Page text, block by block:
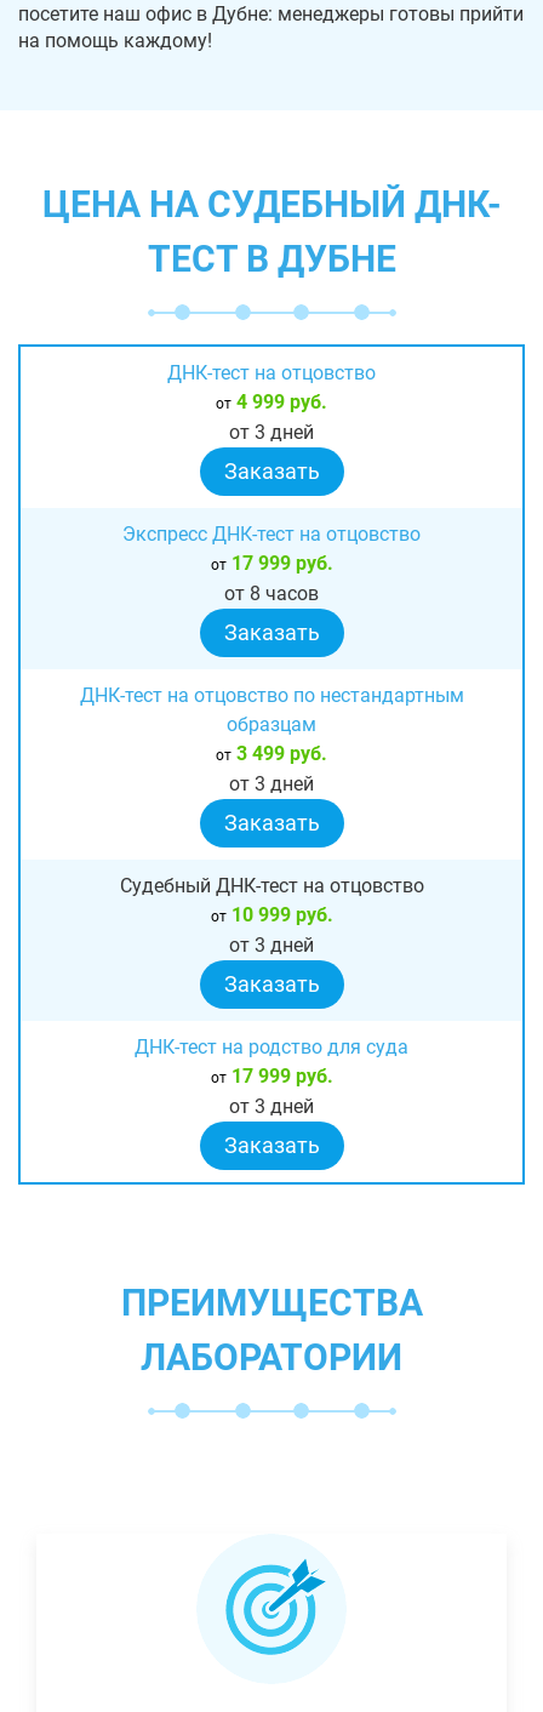
посетите наш офис в Дубне: менеджеры готовы прийти
на помощь каждому!
ЦЕНА НА СУДЕБНЫЙ ДНК-
ТЕСТ В ДУБНЕ
ДНК-тест на отцовство
от 4 999 руб.
от 3 дней
Заказать
Экспресс ДНК-тест на отцовство
от17 999 руб.
от 8 часов
Заказать
ДНК-тест на отцовство по нестандартным
образцам
от 3 499 руб.
от 3 дней
Заказать
Судебный ДНК-тест на отцовство
от10 999 руб.
от 3 дней
Заказать
ДНК-тест на родство для суда
от17 999 руб.
от 3 дней
Заказать
ПРЕИМУЩЕСТВА
ЛАБОРАТОРИИ